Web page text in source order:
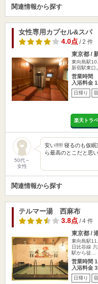
関連情報から探す
女性専用カプセル&スパ
4.0点/ 2 件
東京都 /
東向島駅
新宿駅東口
営業時間
入浴料金
日帰り
楽天トラ
50代～
女性
安い!!!!! 寝るのも仮
ら最高のとこだと思い
関連情報から探す
テルマー湯 西麻布
3.8点/ 4 件
東京都 /
東向島駅
日比谷線
駅から徒…
営業時間
入浴料金
日帰り